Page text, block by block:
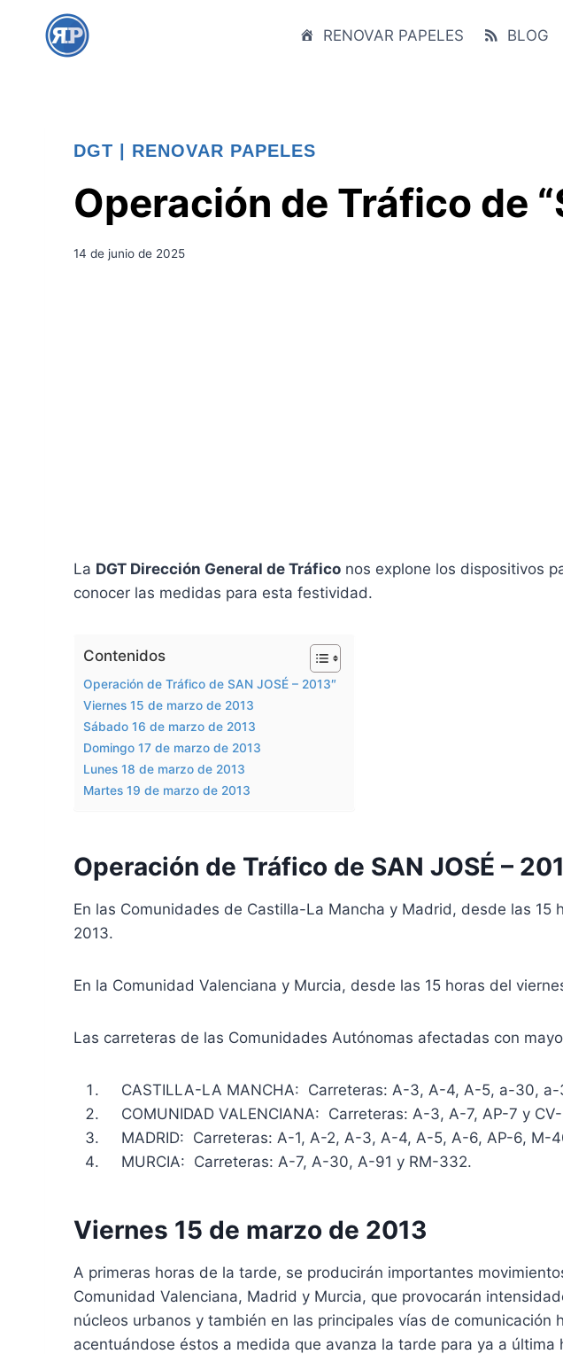
RENOVAR PAPELES BLOG
DGT RENOVAR PAPELES
Operación de Tráfico de
14 de junio de 2025
La DGT Dirección General de Tráfico nos explone los dispositivos
conocer las medidas para esta festividad.
Contenidos
Operación de Tráfico de SAN JOSÉ – 2013″
Viernes 15 de marzo de 2013
Sábado 16 de marzo de 2013
Domingo 17 de marzo de 2013
Lunes 18 de marzo de 2013
Martes 19 de marzo de 2013
Operación de Tráfico de SAN JOSÉ –
En las Comunidades de Castilla-La Mancha y Madrid, desde las
2013.
En la Comunidad Valenciana y Murcia, desde las 15 horas del
Las carreteras de las Comunidades Autónomas afectadas con
CASTILLA-LA MANCHA: Carreteras: A-3, A-4, A-5, a-30, a-
COMUNIDAD VALENCIANA: Carreteras: A-3, A-7, AP-7 y
MADRID: Carreteras: A-1, A-2, A-3, A-4, A-5, A-6, AP-6, M-
MURCIA: Carreteras: A-7, A-30, A-91 y RM-332.
Viernes 15 de marzo de 2013
A primeras horas de la tarde, se producirán importantes
Comunidad Valenciana, Madrid y Murcia, que provocarán
núcleos urbanos y también en las principales vías de
acentuándose éstos a medida que avanza la tarde para ya a